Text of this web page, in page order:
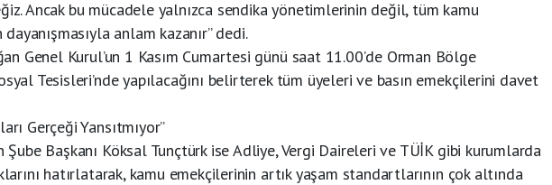
Ancak bu mücadele yalnızca sendika yönetimlerinin değil, tüm kamu
dayanışmasıyla anlam kazanır” dedi.
Genel Kurul’un 1 Kasım Cumartesi günü saat 11.00’de Orman Bölge
Tesisleri’nde yapılacağını belirterek tüm üyeleri ve basın emekçilerini davet
Gerçeği Yansıtmıyor”
Şube Başkanı Köksal Tunçtürk ise Adliye, Vergi Daireleri ve TÜİK gibi kurumlarda
hatırlatarak, kamu emekçilerinin artık yaşam standartlarının çok altında